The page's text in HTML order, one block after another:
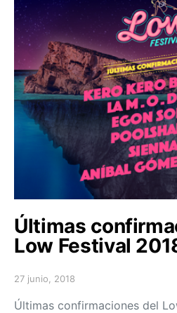
Últimas
Low Festival
Posted on
27 junio, 2018
Últimas confirmaciones del